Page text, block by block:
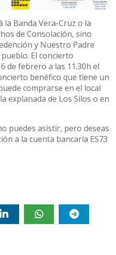
Banda Vera-Cruz o la
de Consolación, sino
y Nuestro Padre
El concierto
de febrero a las 11.30h el
benéfico que tiene un
comprarse en el local
explanada de Los Silos o en
puedes asistir, pero deseas
a la cuenta bancaria ES73